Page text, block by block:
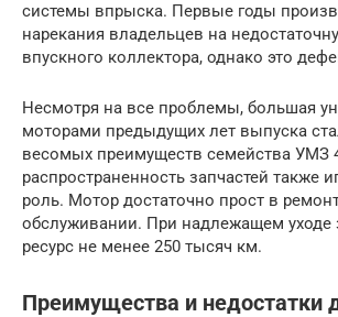
системы впрыска. Первые годы
нарекания владельцев на
впускного коллектора, однако это
Несмотря на все проблемы, большая
моторами предыдущих лет выпуска
весомых преимуществ семейства УМЗ
распространенность запчастей также
роль. Мотор достаточно прост в
обслуживании. При надлежащем уходе
ресурс не менее 250 тысяч км.
Преимущества и недостатки